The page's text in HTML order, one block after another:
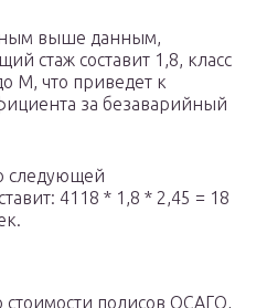
выше данным,
стаж составит 1,8, класс
М, что приведет к
за безаварийный
следующей
4118 * 1,8 * 2,45 = 18
стоимости полисов ОСАГО,